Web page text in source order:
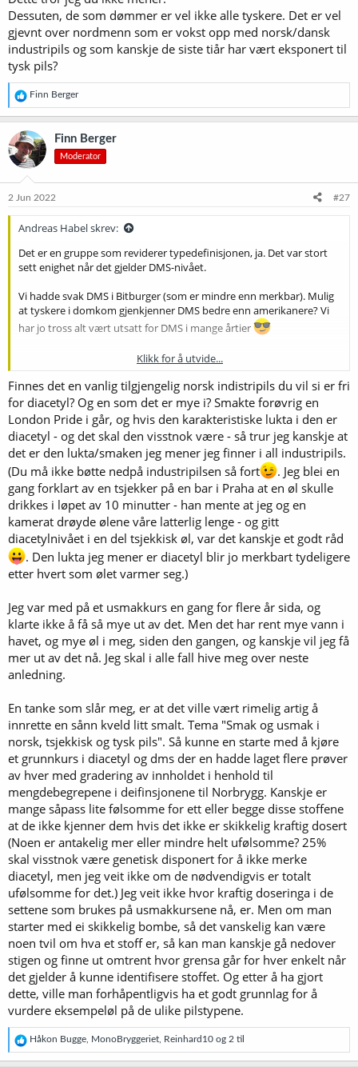
Dessuten, de som dømmer er vel ikke alle tyskere. Det er vel
gjevnt over nordmenn som er vokst opp med norsk/dansk
industripils og som kanskje de siste tiår har vært eksponert til
tysk pils?
R
e
a
k
s
j
o
e
Finn Berger
Finn Berger
Moderator
2 Jun 2022 #27
Andreas Habel skrev:
Det er en gruppe som reviderer typedefinisjonen, ja. Det var stort
sett enighet når det gjelder DMS-nivået.
Vi hadde svak DMS i Bitburger (som er mindre enn merkbar). Mulig
at tyskere i domkom gjenkjenner DMS bedre enn amerikanere? Vi
har jo tross alt vært utsatt for DMS i mange årtier
å delta på usmakssamlinger og dosere DMS høyt.
Jeg har ikke diacetyl i alle industripils, men så pleier jeg å drikke disse
kald... Har heller ingen utstrakt erfaring med Smashing eller Murar.
Klikk for å utvide...
Finnes det en vanlig tilgjengelig norsk indistripils du vil si er fri
for diacetyl? Og en som det er mye i? Smakte forøvrig en
London Pride i går, og hvis den karakteristiske lukta i den er
diacetyl - og det skal den visstnok være - så trur jeg kanskje at
det er den lukta/smaken jeg mener jeg finner i all industripils.
(Du må ikke bøtte nedpå industripilsen så fort
. Jeg blei en
gang forklart av en tsjekker på en bar i Praha at en øl skulle
drikkes i løpet av 10 minutter - han mente at jeg og en
kamerat drøyde ølene våre latterlig lenge - og gitt
diacetylnivået i en del tsjekkisk øl, var det kanskje et godt råd
. Den lukta jeg mener er diacetyl blir jo merkbart tydeligere
etter hvert som ølet varmer seg.)
Jeg var med på et usmakkurs en gang for flere år sida, og
klarte ikke å få så mye ut av det. Men det har rent mye vann i
havet, og mye øl i meg, siden den gangen, og kanskje vil jeg få
mer ut av det nå. Jeg skal i alle fall hive meg over neste
anledning.
En tanke som slår meg, er at det ville vært rimelig artig å
innrette en sånn kveld litt smalt. Tema "Smak og usmak i
norsk, tsjekkisk og tysk pils". Så kunne en starte med å kjøre
et grunnkurs i diacetyl og dms der en hadde laget flere prøver
av hver med gradering av innholdet i henhold til
mengdebegrepene i deifinsjonene til Norbrygg. Kanskje er
mange såpass lite følsomme for ett eller begge disse stoffene
at de ikke kjenner dem hvis det ikke er skikkelig kraftig dosert
(Noen er antakelig mer eller mindre helt ufølsomme? 25%
skal visstnok være genetisk disponert for å ikke merke
diacetyl, men jeg veit ikke om de nødvendigvis er totalt
ufølsomme for det.) Jeg veit ikke hvor kraftig doseringa i de
settene som brukes på usmakkursene nå, er. Men om man
starter med ei skikkelig bombe, så det vanskelig kan være
noen tvil om hva et stoff er, så kan man kanskje gå nedover
stigen og finne ut omtrent hvor grensa går for hver enkelt når
det gjelder å kunne identifisere stoffet. Og etter å ha gjort
dette, ville man forhåpentligvis ha et godt grunnlag for å
vurdere eksempeløl på de ulike pilstypene.
R
e
a
Håkon Bugge MonoBryggeriet Reinhard10 og 2 til